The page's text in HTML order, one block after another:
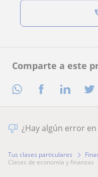
Comparte a este
¿Hay algún error
Tus clases particulares
clases de economía y finanzas